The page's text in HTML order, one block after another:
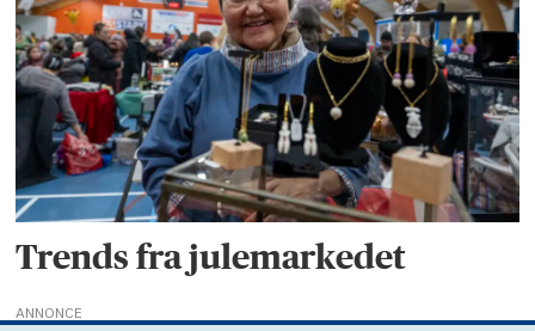
Trends fra julemarkedet
ANNONCE